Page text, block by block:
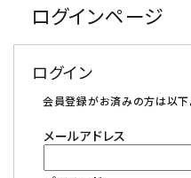
meeting_room ログイン person 新
セール商品
カテゴリから探す
ログインページ
ログイン
会員登録がお済みの方は以下
メールアドレス